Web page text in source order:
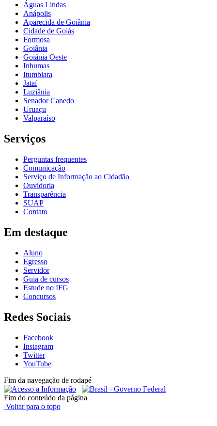
Águas Lindas
Anápolis
Aparecida de Goiânia
Cidade de Goiás
Formosa
Goiânia
Goiânia Oeste
Inhumas
Itumbiara
Jataí
Luziânia
Senador Canedo
Uruaçu
Valparaíso
Serviços
Perguntas frequentes
Comunicação
Serviço de Informação ao Cidadão
Ouvidoria
Transparência
SUAP
Contato
Em destaque
Aluno
Egresso
Servidor
Guia de cursos
Estude no IFG
Concursos
Redes Sociais
Facebook
Instagram
Twitter
YouTube
Fim da navegação de rodapé
Fim do conteúdo da página
Voltar para o topo